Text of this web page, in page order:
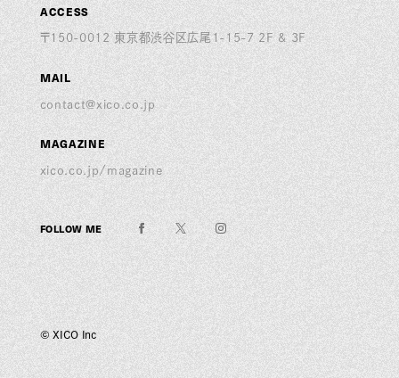
ACCESS
〒150-0012 東京都渋谷区広尾1-15-7 2F & 3F
MAIL
contact@xico.co.jp
MAGAZINE
xico.co.jp/magazine
FOLLOW ME
© XICO Inc